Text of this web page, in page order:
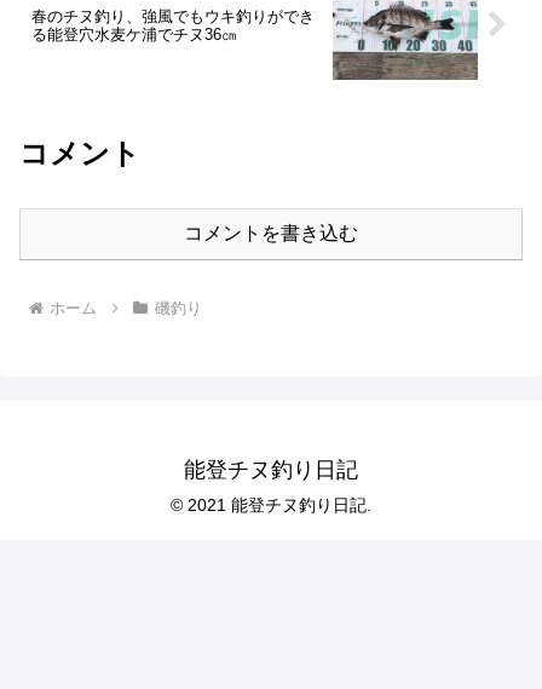
春のチヌ釣り、強風でもウキ釣りができ
る能登穴水麦ケ浦でチヌ36㎝
コメント
コメントを書き込む
ホーム 磯釣り
能登チヌ釣り日記
© 2021 能登チヌ釣り日記.